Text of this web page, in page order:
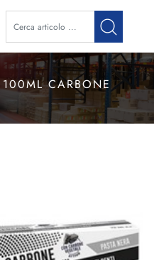
CARBONE